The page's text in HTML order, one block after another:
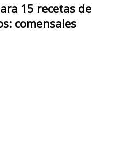
15 recetas de
comensales